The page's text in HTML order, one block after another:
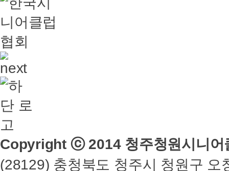
Copyright ⓒ 2014 청주청원시니
(28129) 충청북도 청주시 청원구